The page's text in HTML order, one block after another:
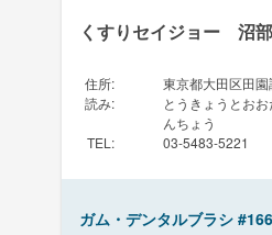
くすりセイジョー 沼
住所:
東京都大田区田
読み:
とうきょうとお
んちょう
TEL : 03-5483-5221
ガム・デンタルブラシ